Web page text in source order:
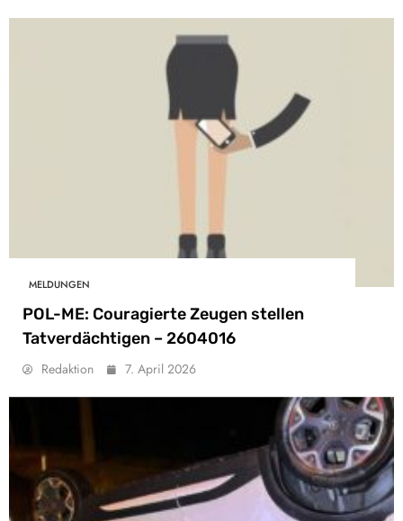
MELDUNGEN
POL-ME: Couragierte Zeugen stellen
Tatverdächtigen – 2604016
Redaktion 7. April 2026